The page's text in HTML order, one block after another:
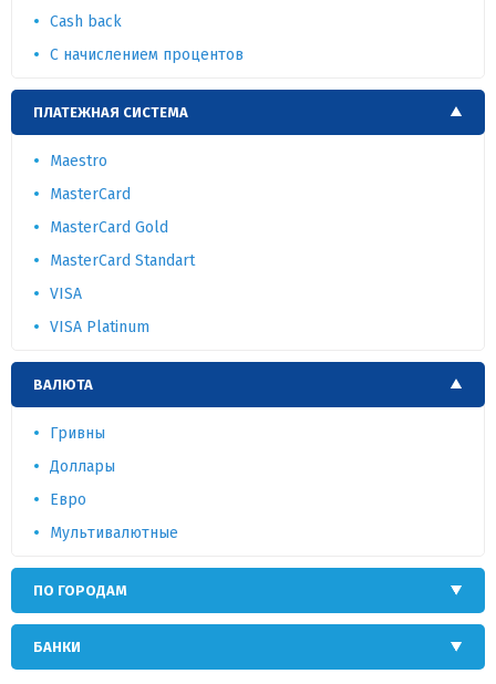
Cash back
С начислением процентов
ПЛАТЕЖНАЯ СИСТЕМА
Maestro
MasterCard
MasterCard Gold
MasterCard Standart
VISA
VISA Platinum
ВАЛЮТА
Гривны
Доллары
Евро
Мультивалютные
ПО ГОРОДАМ
БАНКИ